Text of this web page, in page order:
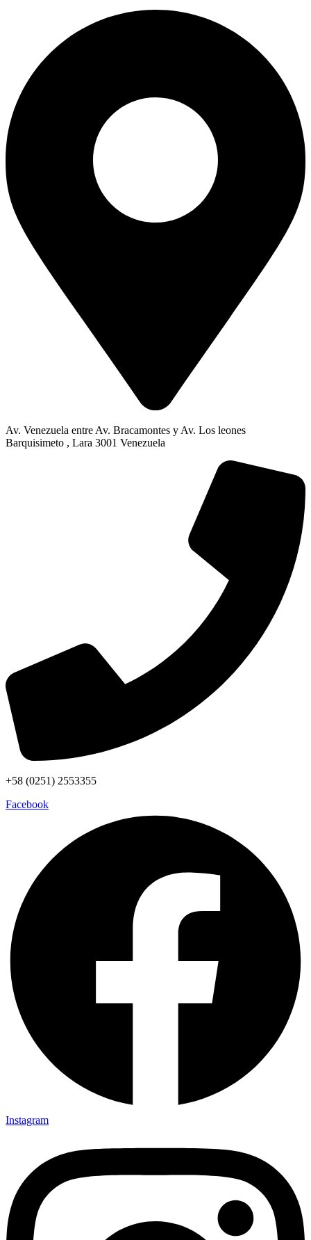
Av. Venezuela entre Av. Bracamontes y Av. Los leones
Barquisimeto , Lara 3001 Venezuela
+58 (0251) 2553355
Facebook
Instagram